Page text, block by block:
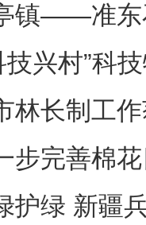
镇——准东
技兴村”科
林长制工
步完善棉
护绿 新疆